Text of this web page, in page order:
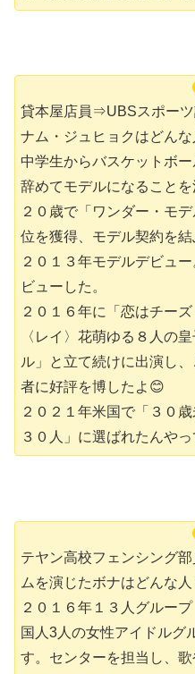
貸本屋店員⇒UBSスポー
ナム・ジュヒョクはどん
中学生からバスケットボ
辞めてモデルになることを
２０歳で「ワンダー・モ
位を獲得、モデル契約を結
２０１３年モデルデビュ
ビューした。
２０１６年に「恋はチー
〈レイ〉花萌ゆる８人の
ル」と立て続けに出演し
者に好評を博したよ😊
２０２１年米国で「３０
３０人」に選ばれたんや
テヤン高校フェンシング
ムを演じたボナはどんな
２０１６年１３人グルー
国人3人の女性アイドルグ
す。 センターを担当し、